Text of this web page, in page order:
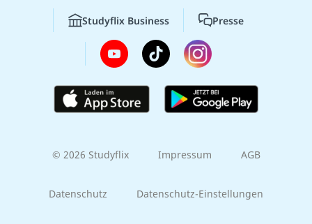
Studyflix Business Presse
© 2026 Studyflix Impressum AGB
Datenschutz Datenschutz-Einstellungen